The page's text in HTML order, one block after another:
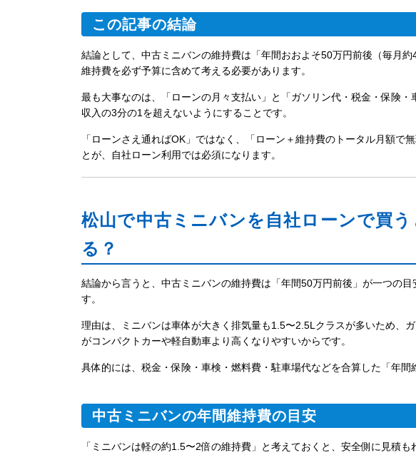
この記事の結論
結論として、中古ミニバンの維持費は「年間おおよそ50万円前後（毎月
維持費を必ず予算に含めて考える必要があります。
最も大事なのは、「ローンの月々支払い」と「ガソリン代・税金・保険
収入の3分の1を超えないようにすることです。
「ローンさえ通ればOK」ではなく、「ローン＋維持費のトータル月額で
とが、自社ローン利用では必須になります。
松山で中古ミニバンを自社ローンで買
る？
結論から言うと、中古ミニバンの維持費は「年間50万円前後」が一つの
す。
理由は、ミニバンは車体が大きく排気量も1.5〜2.5Lクラスが多いため、
がコンパクトカーや軽自動車より高くなりやすいからです。
具体的には、税金・保険・車検・燃料費・駐車場代などを合算した「年間
中古ミニバンの年間維持費の目安
「ミニバンは軽の約1.5〜2倍の維持費」と考えておくと、安全側に見積も